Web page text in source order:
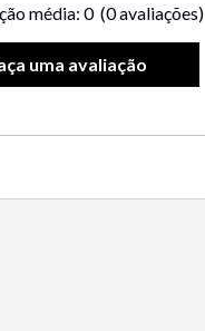
média: 0 (0 avaliações)